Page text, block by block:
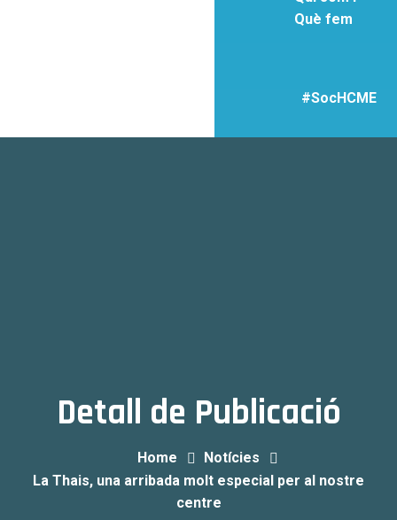
Què fem
#SocHCME
Detall de Publicació
Home
Notícies
La Thais, una arribada molt especial per al nostre
centre